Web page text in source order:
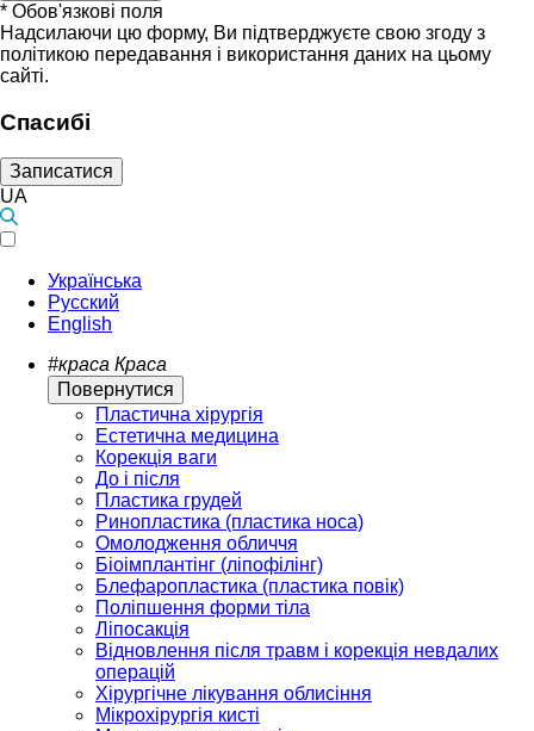
* Обов'язкові поля
Надсилаючи цю форму, Ви підтверджуєте свою згоду з
політикою передавання і використання даних на цьому
сайті.
Спасибі
Записатися
UA
Українська
Русский
English
#краса Краса
Повернутися
Пластична хірургія
Естетична медицина
Корекція ваги
До і після
Пластика грудей
Ринопластика (пластика носа)
Омолодження обличчя
Біоімплантінг (ліпофілінг)
Блефаропластика (пластика повік)
Поліпшення форми тіла
Ліпосакція
Відновлення після травм і корекція невдалих
операцій
Хірургічне лікування облисіння
Мікрохірургія кисті